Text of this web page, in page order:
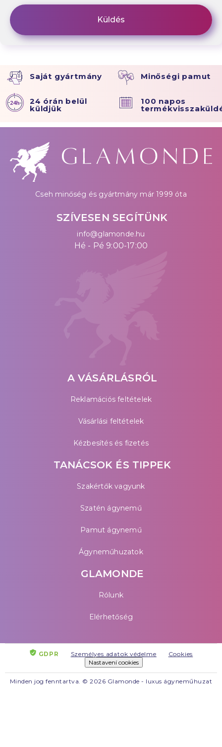
Saját gyártmány Minőségi pamut
24 órán belül
küldjük
100 napos
Cseh minőség és gyártmány már 1999 óta
SZÍVESEN SEGÍTÜNK
info@glamonde.hu
Hé - Pé 9:00-17:00
A VÁSÁRLÁSRÓL
Reklamációs feltételek
Vásárlási feltételek
Kézbesítés és fizetés
TANÁCSOK ÉS TIPPEK
Szakértők vagyunk
Szatén ágynemű
Pamut ágynemű
Ágyneműhuzatok
GLAMONDE
Rólunk
Elérhetőség
GDPR Személyes adatok védelme
Cookies
Nastavení cookies
Minden jog fenntartva. © 2026 Glamonde - luxus ágyneműhuzat